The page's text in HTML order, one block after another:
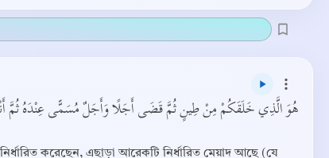
هُوَ الَّذِي خَلَقَكُمْ مِنْ طِينٍ ثُمَّ قَضَى أَجَلًا وَأَجَلٌ مُسَمًّى عِنْدَهُ ثُمَّ
করেছেন, এছাড়া আরেকটি নির্ধারিত মেয়াদ আছে (যে